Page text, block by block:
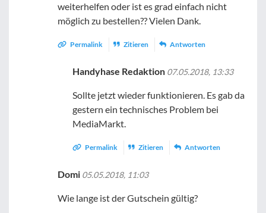
weiterhelfen oder ist es grad einfach nicht
möglich zu bestellen?? Vielen Dank.
Permalink Zitieren Antworten
Handyhase Redaktion 07.05.2018, 13:33
Sollte jetzt wieder funktionieren. Es gab da
gestern ein technisches Problem bei
MediaMarkt.
Permalink Zitieren Antworten
Domi 05.05.2018, 11:03
Wie lange ist der Gutschein gültig?